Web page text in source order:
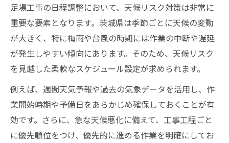
足場工事の日程調整において、天候リスク対策は非常に
重要な要素となります。茨城県は季節ごとに天候の変動
が大きく、特に梅雨や台風の時期には作業の中断や遅延
が発生しやすい傾向にあります。そのため、天候リスク
を見越した柔軟なスケジュール設定が求められます。
例えば、週間天気予報や過去の気象データを活用し、作
業開始時期や予備日をあらかじめ確保しておくことが有
効です。さらに、急な天候悪化に備えて、工事工程ごと
に優先順位をつけ、優先的に進める作業を明確にしてお